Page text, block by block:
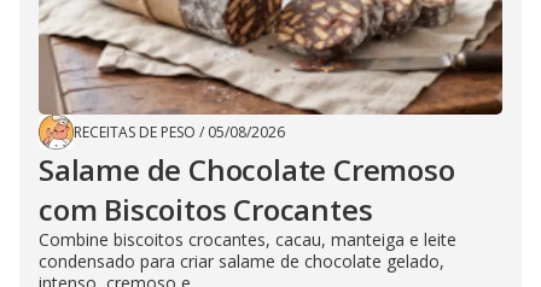
RECEITAS DE PESO / 05/08/2026
Salame de Chocolate Cremoso
com Biscoitos Crocantes
Combine biscoitos crocantes, cacau, manteiga e leite
condensado para criar salame de chocolate gelado,